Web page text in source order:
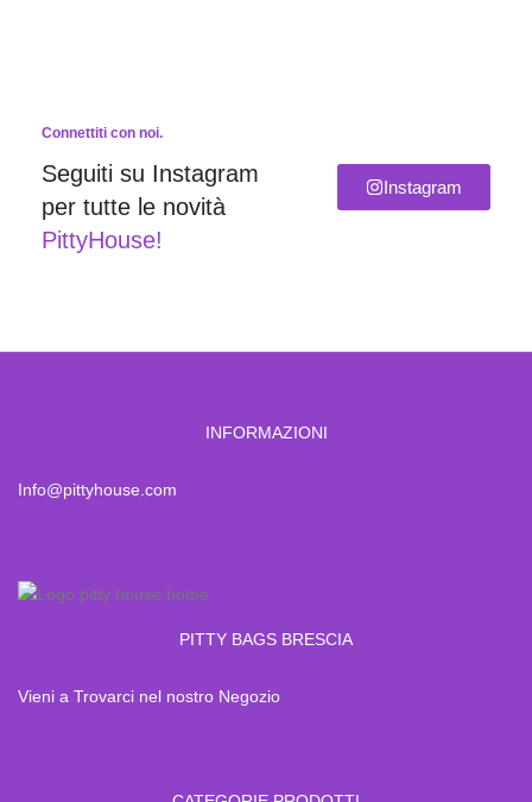
Connettiti con noi.
Seguiti su Instagram
per tutte le novità
PittyHouse!
Instagram
INFORMAZIONI
Info@pittyhouse.com
PITTY BAGS BRESCIA
Vieni a Trovarci nel nostro Negozio